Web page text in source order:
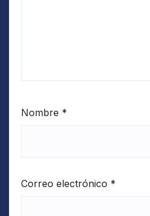
Nombre *
Correo electrónico *